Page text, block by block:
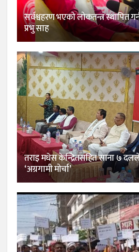
सर्वश्वहरण भएको लोकतन्त्र स्थापित
प्रभु साह
तराइ मधेस केन्द्रितसहित साना ७
‘अग्रगामी मोर्चा’